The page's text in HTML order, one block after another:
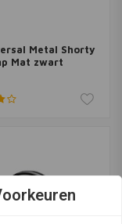
Metal Shorty
Mat zwart